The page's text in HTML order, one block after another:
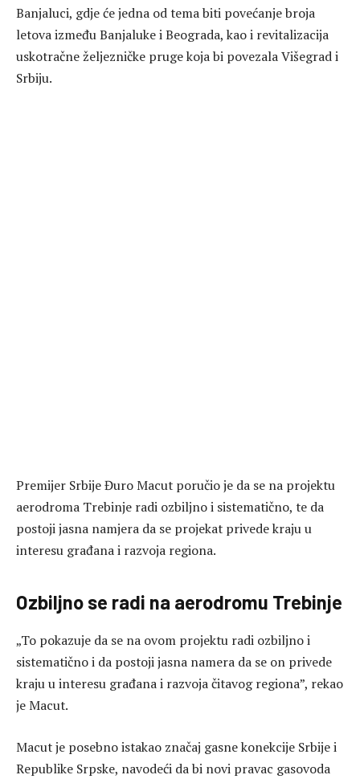
Banjaluci, gdje će jedna od tema biti povećanje broja
letova između Banjaluke i Beograda, kao i revitalizacija
uskotračne željezničke pruge koja bi povezala Višegrad i
Srbiju.
Premijer Srbije Đuro Macut poručio je da se na projektu
aerodroma Trebinje radi ozbiljno i sistematično, te da
postoji jasna namjera da se projekat privede kraju u
interesu građana i razvoja regiona.
Ozbiljno se radi na aerodromu Trebinje
„To pokazuje da se na ovom projektu radi ozbiljno i
sistematično i da postoji jasna namera da se on privede
kraju u interesu građana i razvoja čitavog regiona”, rekao
je Macut.
Macut je posebno istakao značaj gasne konekcije Srbije i
Republike Srpske, navodeći da bi novi pravac gasovoda